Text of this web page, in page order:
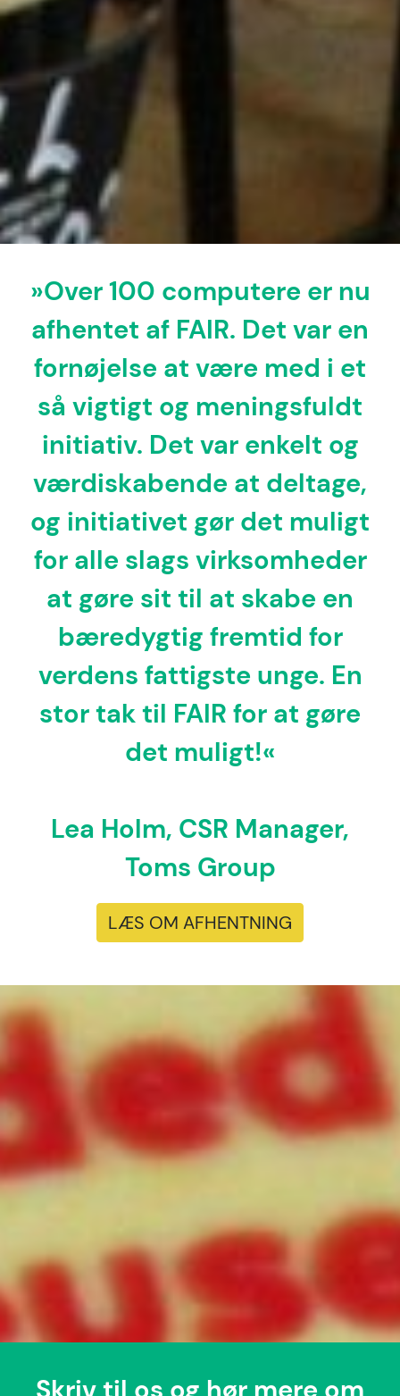
»Over 100 computere er nu
afhentet af FAIR. Det var en
fornøjelse at være med i et
så vigtigt og meningsfuldt
initiativ. Det var enkelt og
værdiskabende at deltage,
og initiativet gør det muligt
for alle slags virksomheder
at gøre sit til at skabe en
bæredygtig fremtid for
verdens fattigste unge. En
stor tak til FAIR for at gøre
det muligt!«
Lea Holm, CSR Manager,
Toms Group
LÆS OM AFHENTNING